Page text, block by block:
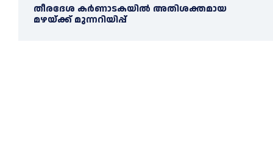
തീരദേശ കർണാടകയിൽ അതിശക്തമായ
മഴയ്ക്ക് മുന്നറിയിപ്പ്